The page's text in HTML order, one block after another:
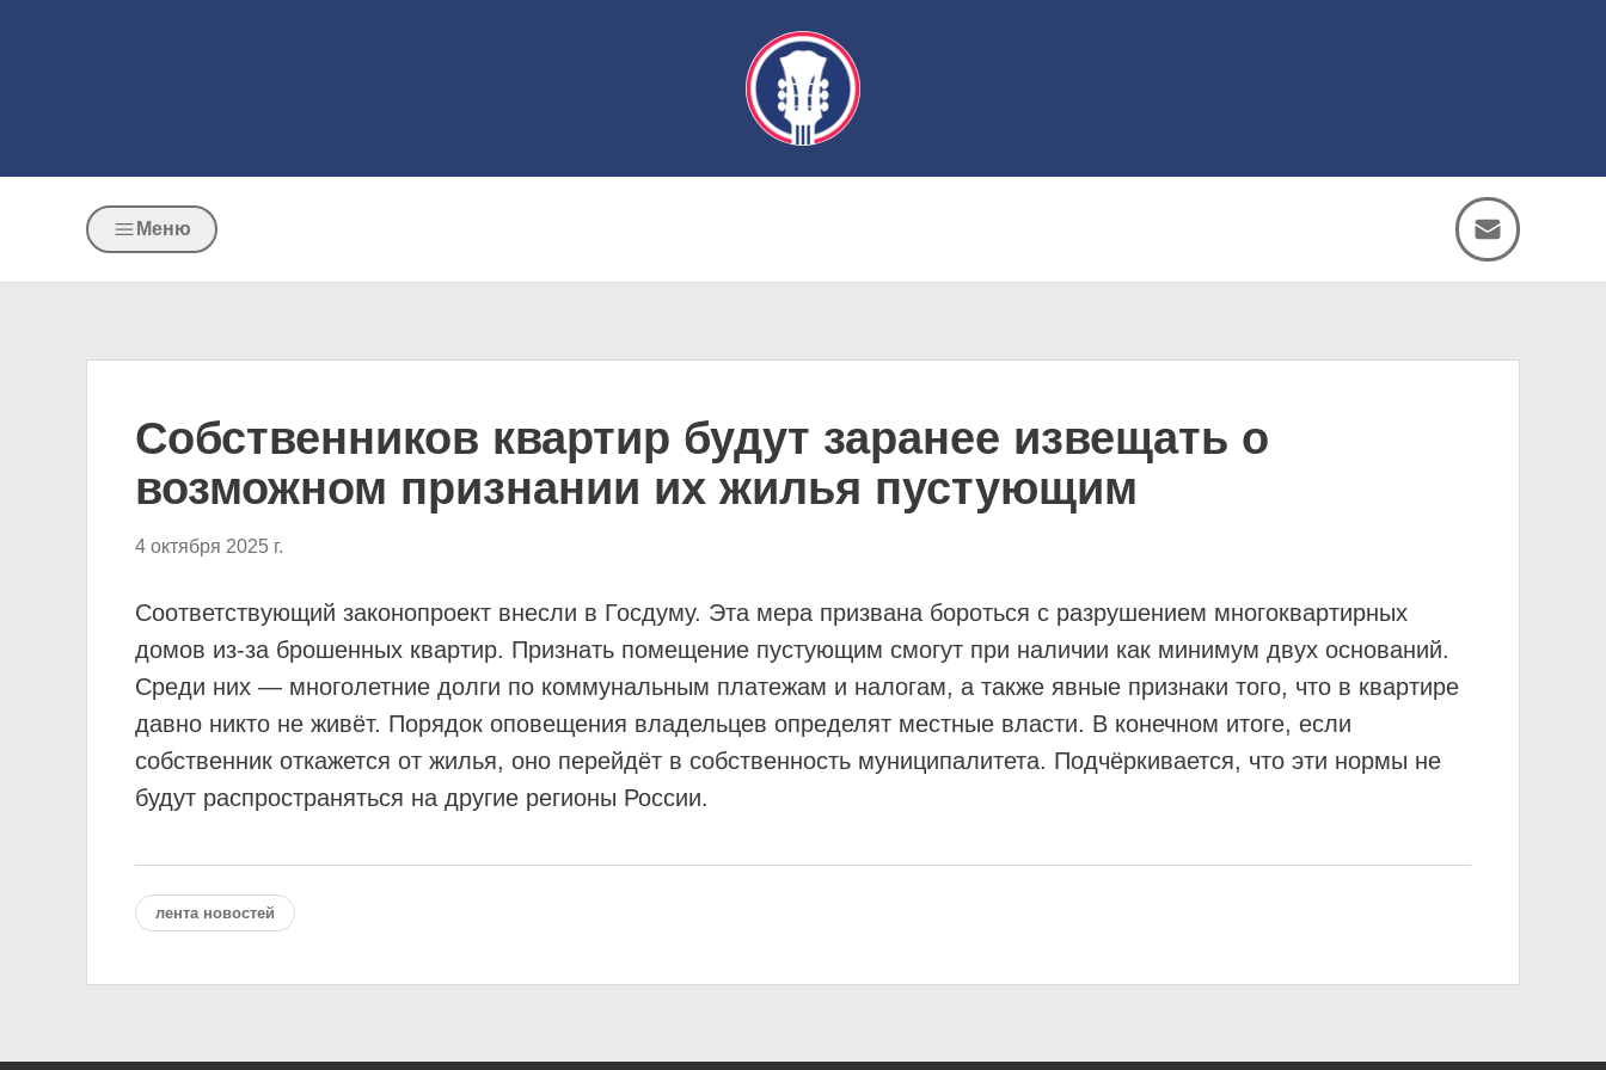
Меню
Собственников квартир будут заранее извещать о
возможном признании их жилья пустующим
4 октября 2025 г.
Соответствующий законопроект внесли в Госдуму. Эта мера призвана бороться с разрушением многоквартирных
домов из-за брошенных квартир. Признать помещение пустующим смогут при наличии как минимум двух оснований.
Среди них — многолетние долги по коммунальным платежам и налогам, а также явные признаки того, что в квартире
давно никто не живёт. Порядок оповещения владельцев определят местные власти. В конечном итоге, если
собственник откажется от жилья, оно перейдёт в собственность муниципалитета. Подчёркивается, что эти нормы не
будут распространяться на другие регионы России.
лента новостей